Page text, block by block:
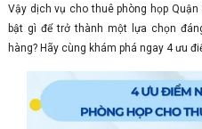
Vậy dịch vụ cho thuê phòng họp
bật gì để trở thành một lựa chọn
hàng? Hãy cùng khám phá ngay 4 ưu